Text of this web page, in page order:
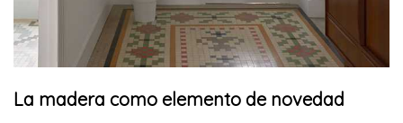
La madera como elemento de novedad